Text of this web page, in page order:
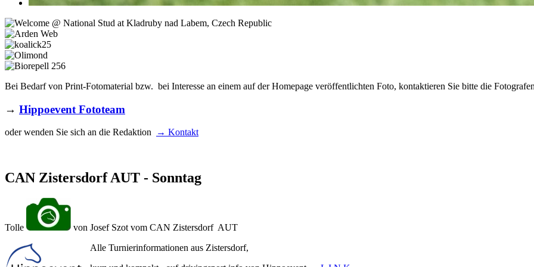
Bei Bedarf von Print-Fotomaterial bzw. bei Interesse an einem auf der Homepage veröffentlichten Foto, kontaktieren Sie bitte die
→ Hippoevent Fototeam
oder wenden Sie sich an die Redaktion → Kontakt
CAN Zistersdorf AUT - Sonntag
Tolle
von Josef Szot vom CAN Zistersdorf AUT
Alle Turnierinformationen aus Zistersdorf,